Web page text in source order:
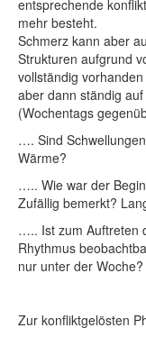
entsprechende
mehr besteht.
Schmerz kann aber
Strukturen aufgrund
vollständig
aber dann ständig
(Wochentags
…. Sind
Wärme?
….. Wie war der
Zufällig bemerkt?
….. Ist zum Auftreten
Rhythmus
nur unter der
Zur konfliktgelösten